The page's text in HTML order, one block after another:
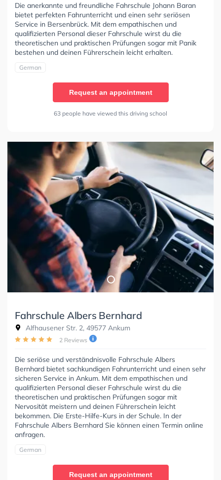
Die anerkannte und freundliche Fahrschule Johann Baran
bietet perfekten Fahrunterricht und einen sehr seriösen
Service in Bersenbrück. Mit dem empathischen und
qualifizierten Personal dieser Fahrschule wirst du die
theoretischen und praktischen Prüfungen sogar mit Panik
bestehen und deinen Führerschein leicht erhalten.
German
Request an appointment
63 people have viewed this driving school
Fahrschule Albers Bernhard
Alfhausener Str. 2, 49577 Ankum
2 Reviews
Die seriöse und verständnisvolle Fahrschule Albers
Bernhard bietet sachkundigen Fahrunterricht und einen sehr
sicheren Service in Ankum. Mit dem empathischen und
qualifizierten Personal dieser Fahrschule wirst du die
theoretischen und praktischen Prüfungen sogar mit
Nervosität meistern und deinen Führerschein leicht
bekommen. Die Erste-Hilfe-Kurs in der Schule. In der
Fahrschule Albers Bernhard Sie können einen Termin online
anfragen.
German
Request an appointment